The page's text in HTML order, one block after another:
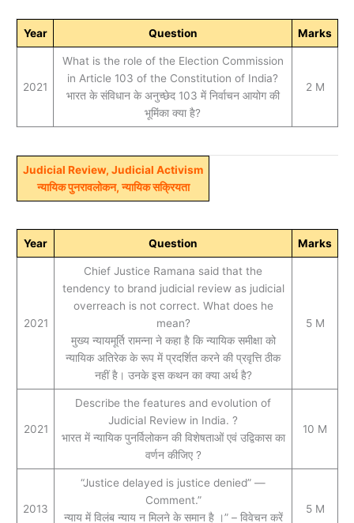
Year Question Marks
2021
What is the role of the Election Commission
in Article 103 of the Constitution of India?
भारत के संविधान के अनुच्छेद 103 में निर्वाचन आयोग की
भूमिंका क्‍या है?
2 M
Judicial Review, Judicial Activism
न्यायिक पुनरावलोकन, न्यायिक सक्रियता
Year Question Marks
2021
Chief Justice Ramana said that the
tendency to brand judicial review as judicial
overreach is not correct. What does he
mean?
मुख्य न्यायमूर्ति रामन्‍ना ने कहा है कि न्यायिक समीक्षा को
न्यायिक अतिरेक के रूप में प्रदर्शित करने की प्रवृत्ति ठीक
नहीं है। उनके इस कथन का क्या अर्थ है?
5 M
2021
Describe the features and evolution of
Judicial Review in India. ?
भारत में न्यायिक पुनर्विलोकन की विशेषताओं एवं उद्विकास का
वर्णन कीजिए ?
10 M
2013
“Justice delayed is justice denied” —
Comment.”
न्याय में विलंब न्याय न मिलने के समान है ।” – विवेचन करें
5 M